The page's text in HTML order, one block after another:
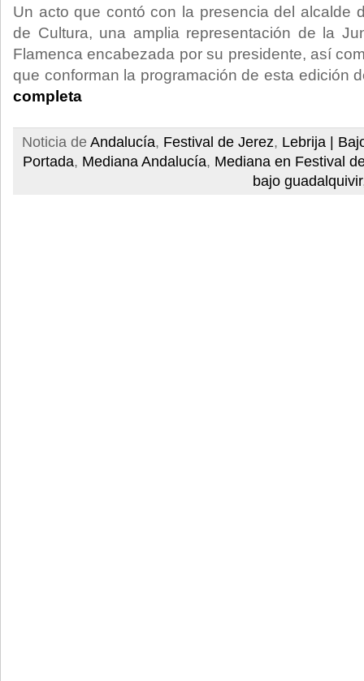
Un acto que contó con la presencia del alcalde
de Cultura, una amplia representación de la
Flamenca encabezada por su presidente, así
que conforman la programación de esta edición
completa
Noticia de Andalucía, Festival de Jerez, Lebrija |
Portada, Mediana Andalucía, Mediana en Festival
bajo guadalquivir